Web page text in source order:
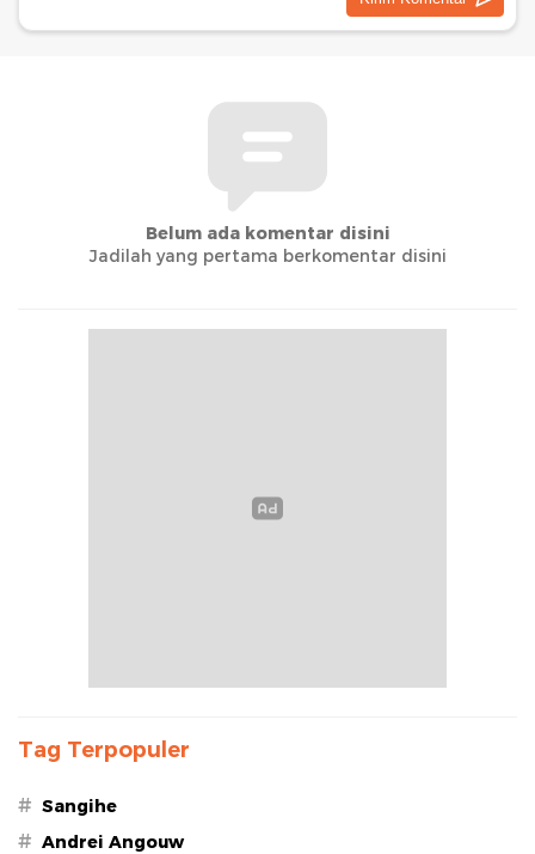
Belum ada komentar disini
Jadilah yang pertama berkomentar disini
Tag Terpopuler
# Sangihe
# Andrei Angouw